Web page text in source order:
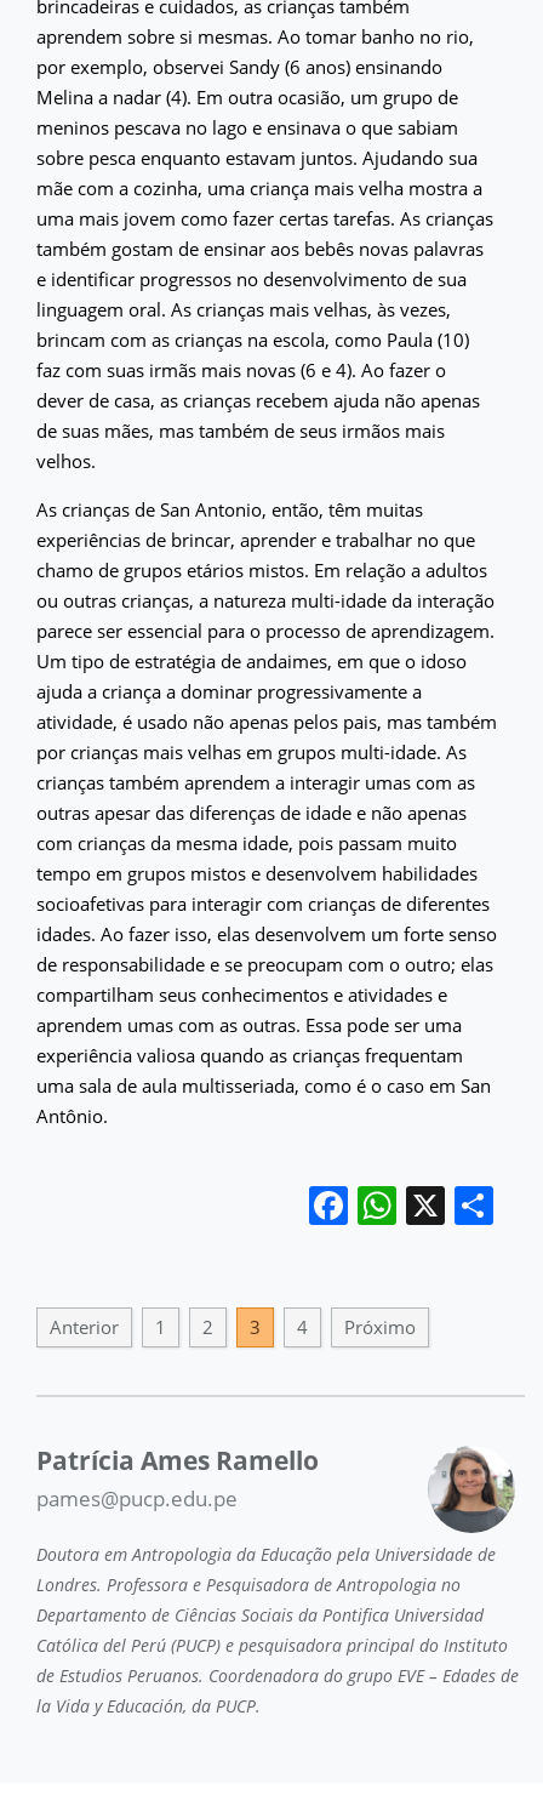
brincadeiras e cuidados, as crianças também
aprendem sobre si mesmas. Ao tomar banho no rio,
por exemplo, observei Sandy (6 anos) ensinando
Melina a nadar (4). Em outra ocasião, um grupo de
meninos pescava no lago e ensinava o que sabiam
sobre pesca enquanto estavam juntos. Ajudando sua
mãe com a cozinha, uma criança mais velha mostra a
uma mais jovem como fazer certas tarefas. As crianças
também gostam de ensinar aos bebês novas palavras
e identificar progressos no desenvolvimento de sua
linguagem oral. As crianças mais velhas, às vezes,
brincam com as crianças na escola, como Paula (10)
faz com suas irmãs mais novas (6 e 4). Ao fazer o
dever de casa, as crianças recebem ajuda não apenas
de suas mães, mas também de seus irmãos mais
velhos.
As crianças de San Antonio, então, têm muitas
experiências de brincar, aprender e trabalhar no que
chamo de grupos etários mistos. Em relação a adultos
ou outras crianças, a natureza multi-idade da interação
parece ser essencial para o processo de aprendizagem.
Um tipo de estratégia de andaimes, em que o idoso
ajuda a criança a dominar progressivamente a
atividade, é usado não apenas pelos pais, mas também
por crianças mais velhas em grupos multi-idade. As
crianças também aprendem a interagir umas com as
outras apesar das diferenças de idade e não apenas
com crianças da mesma idade, pois passam muito
tempo em grupos mistos e desenvolvem habilidades
socioafetivas para interagir com crianças de diferentes
idades. Ao fazer isso, elas desenvolvem um forte senso
de responsabilidade e se preocupam com o outro; elas
compartilham seus conhecimentos e atividades e
aprendem umas com as outras. Essa pode ser uma
experiência valiosa quando as crianças frequentam
uma sala de aula multisseriada, como é o caso em San
Antônio.
Facebook
X
Anterior 1 2 3 4 Próximo
Patrícia Ames Ramello
pames@pucp.edu.pe
Doutora em Antropologia da Educação pela Universidade de
Londres. Professora e Pesquisadora de Antropologia no
Departamento de Ciências Sociais da Pontifica Universidad
Católica del Perú (PUCP) e pesquisadora principal do Instituto
de Estudios Peruanos. Coordenadora do grupo EVE – Edades de
la Vida y Educación, da PUCP.